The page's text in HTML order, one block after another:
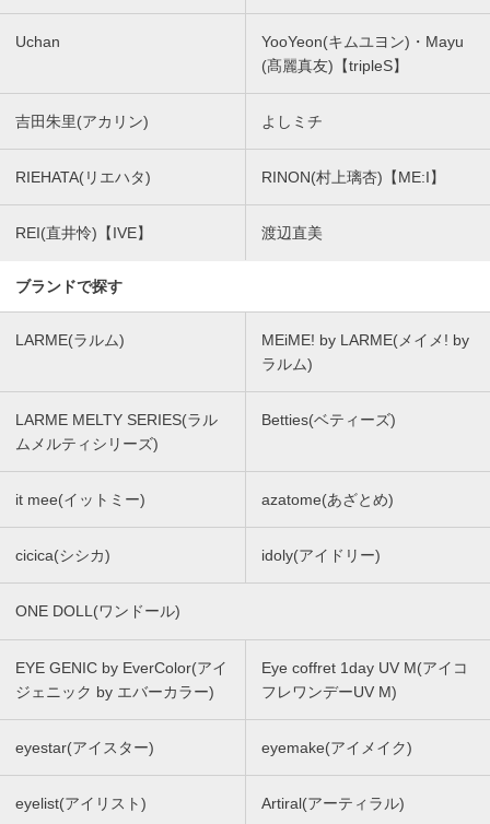
Uchan
YooYeon(キムユヨン)・Mayu
(髙麗真友)【tripleS】
吉田朱里(アカリン) よしミチ
RIEHATA(リエハタ) RINON(村上璃杏)【ME:I】
REI(直井怜)【IVE】 渡辺直美
ブランドで探す
LARME(ラルム)
MEiME! by LARME(メイメ! by
ラルム)
LARME MELTY SERIES(ラル
ムメルティシリーズ)
Betties(ベティーズ)
it mee(イットミー) azatome(あざとめ)
cicica(シシカ) idoly(アイドリー)
ONE DOLL(ワンドール)
EYE GENIC by EverColor(アイ
ジェニック by エバーカラー)
Eye coffret 1day UV M(アイコ
フレワンデーUV M)
eyestar(アイスター) eyemake(アイメイク)
eyelist(アイリスト) Artiral(アーティラル)